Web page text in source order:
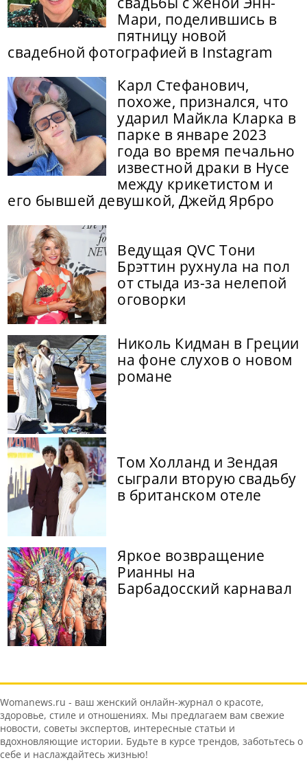
Мари, поделившись в
пятницу новой
свадебной фотографией в Instagram
Карл Стефанович,
похоже, признался, что
ударил Майкла Кларка в
парке в январе 2023
года во время печально
известной драки в Нусе
между крикетистом и
его бывшей девушкой, Джейд Ярбро
Ведущая QVC Тони
Брэттин рухнула на пол
от стыда из-за нелепой
оговорки
Николь Кидман в Греции
на фоне слухов о новом
романе
Том Холланд и Зендая
сыграли вторую свадьбу
в британском отеле
Яркое возвращение
Рианны на
Барбадосский карнавал
Womanews.ru - ваш женский онлайн-журнал о красоте,
здоровье, стиле и отношениях. Мы предлагаем вам свежие
новости, советы экспертов, интересные статьи и
вдохновляющие истории. Будьте в курсе трендов, заботьтесь о
себе и наслаждайтесь жизнью!